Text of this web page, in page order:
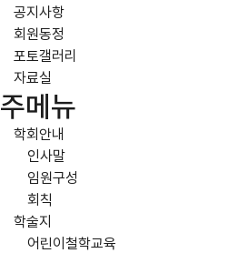
공지사항
회원동정
포토갤러리
자료실
주메뉴
학회안내
인사말
임원구성
회칙
학술지
어린이철학교육